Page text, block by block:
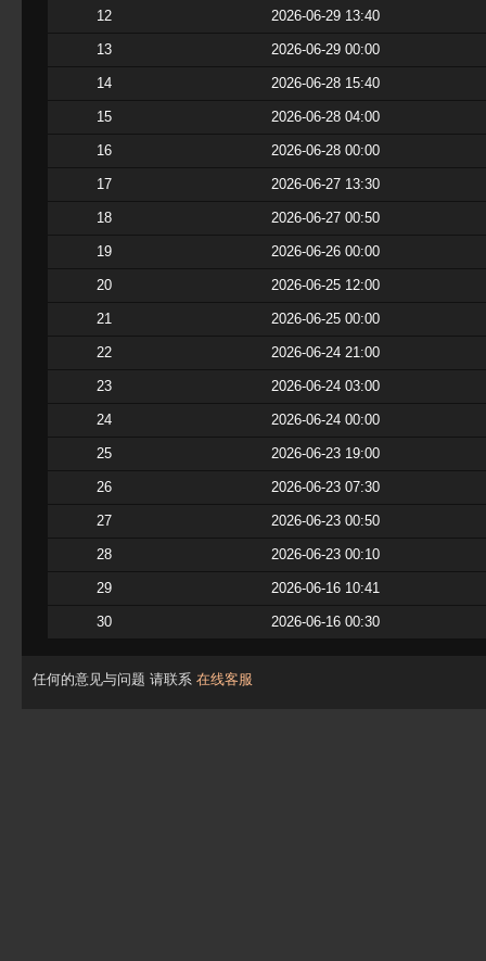
12 2026-06-29 13:40
13 2026-06-29 00:00
14 2026-06-28 15:40
15 2026-06-28 04:00
16 2026-06-28 00:00
17 2026-06-27 13:30
18 2026-06-27 00:50
19 2026-06-26 00:00
20 2026-06-25 12:00
21 2026-06-25 00:00
22 2026-06-24 21:00
23 2026-06-24 03:00
24 2026-06-24 00:00
25 2026-06-23 19:00
26 2026-06-23 07:30
27 2026-06-23 00:50
28 2026-06-23 00:10
29 2026-06-16 10:41
30 2026-06-16 00:30
任何的意见与问题 请联系 在线客服